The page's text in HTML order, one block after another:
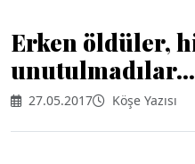
Erken öldüler,
unutulmadılar...
27.05.2017 Köşe Yazısı